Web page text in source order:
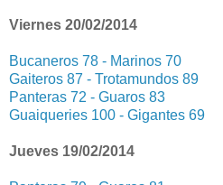
Viernes 20/02/2014
Bucaneros 78 - Marinos 70
Gaiteros 87 - Trotamundos 89
Panteras 72 - Guaros 83
Guaiqueries 100 - Gigantes 69
Jueves 19/02/2014